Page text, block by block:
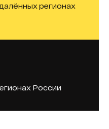
регионах
России